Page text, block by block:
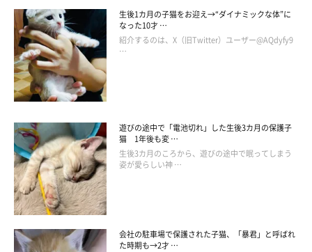
生後1カ月の子猫をお迎え→“ダイナミックな体”に
なった10才 …
紹介するのは、X（旧Twitter）ユーザー@AQdyfy9
…
遊びの途中で「電池切れ」した生後3カ月の保護子
猫 1年後も変 …
生後3カ月のころから、遊びの途中で眠ってしまう
姿が愛らしい神 …
会社の駐車場で保護された子猫、「暴君」と呼ばれ
た時期も→2才 …